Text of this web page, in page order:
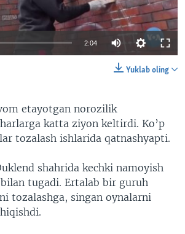
2:04
Yuklab oling
etayotgan norozilik
katta ziyon keltirdi. Ko’p
tozalash ishlarida qatnashyapti.
shahrida kechki namoyish
tugadi. Ertalab bir guruh
tozalashga, singan oynalarni